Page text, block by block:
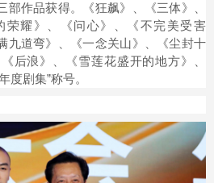
部作品获得。《狂飙》、《三体》、
荣耀》、《问心》、《不完美受害
九道弯》、《一念关山》、《尘封十
后浪》、《雪莲花盛开的地方》、
度剧集”称号。